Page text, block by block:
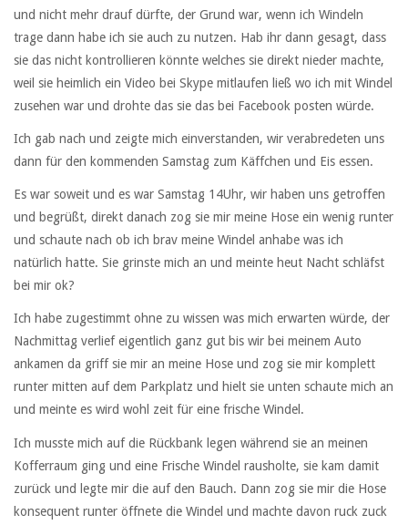
und nicht mehr drauf dürfte, der Grund war, wenn ich Windeln
trage dann habe ich sie auch zu nutzen. Hab ihr dann gesagt, dass
sie das nicht kontrollieren könnte welches sie direkt nieder machte,
weil sie heimlich ein Video bei Skype mitlaufen ließ wo ich mit Windel
zusehen war und drohte das sie das bei Facebook posten würde.
Ich gab nach und zeigte mich einverstanden, wir verabredeten uns
dann für den kommenden Samstag zum Käffchen und Eis essen.
Es war soweit und es war Samstag 14Uhr, wir haben uns getroffen
und begrüßt, direkt danach zog sie mir meine Hose ein wenig runter
und schaute nach ob ich brav meine Windel anhabe was ich
natürlich hatte. Sie grinste mich an und meinte heut Nacht schläfst
bei mir ok?
Ich habe zugestimmt ohne zu wissen was mich erwarten würde, der
Nachmittag verlief eigentlich ganz gut bis wir bei meinem Auto
ankamen da griff sie mir an meine Hose und zog sie mir komplett
runter mitten auf dem Parkplatz und hielt sie unten schaute mich an
und meinte es wird wohl zeit für eine frische Windel.
Ich musste mich auf die Rückbank legen während sie an meinen
Kofferraum ging und eine Frische Windel rausholte, sie kam damit
zurück und legte mir die auf den Bauch. Dann zog sie mir die Hose
konsequent runter öffnete die Windel und machte davon ruck zuck